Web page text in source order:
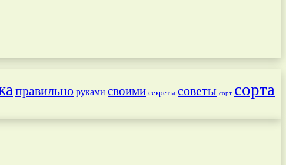
правильно руками своими секреты советы сорт сорта